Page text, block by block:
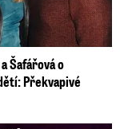
Šafářová o
Překvapivé